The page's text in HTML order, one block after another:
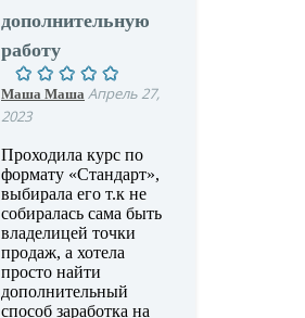
дополнительную
работу
Маша Маша Апрель 27,
2023
Проходила курс по
формату «Стандарт»,
выбирала его т.к не
собиралась сама быть
владелицей точки
продаж, а хотела
просто найти
дополнительный
способ заработка на